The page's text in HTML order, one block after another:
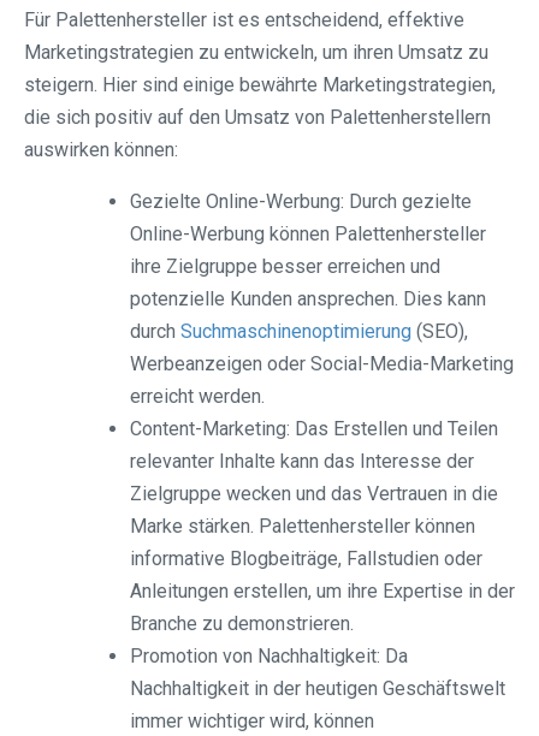
Für Palettenhersteller ist es entscheidend, effektive
Marketingstrategien zu entwickeln, um ihren Umsatz zu
steigern. Hier sind einige bewährte Marketingstrategien,
die sich positiv auf den Umsatz von Palettenherstellern
auswirken können:
Gezielte Online-Werbung: Durch gezielte
Online-Werbung können Palettenhersteller
ihre Zielgruppe besser erreichen und
potenzielle Kunden ansprechen. Dies kann
durch Suchmaschinenoptimierung (SEO),
Werbeanzeigen oder Social-Media-Marketing
erreicht werden.
Content-Marketing: Das Erstellen und Teilen
relevanter Inhalte kann das Interesse der
Zielgruppe wecken und das Vertrauen in die
Marke stärken. Palettenhersteller können
informative Blogbeiträge, Fallstudien oder
Anleitungen erstellen, um ihre Expertise in der
Branche zu demonstrieren.
Promotion von Nachhaltigkeit: Da
Nachhaltigkeit in der heutigen Geschäftswelt
immer wichtiger wird, können